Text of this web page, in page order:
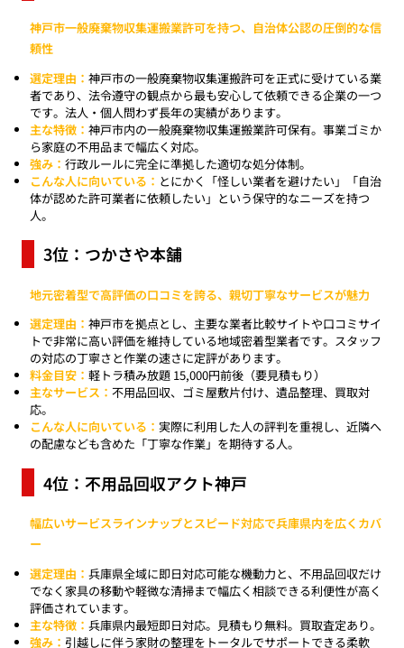
神戸市一般廃棄物収集運搬業許可を持つ、自治体公認の圧倒的な信
頼性
選定理由：神戸市の一般廃棄物収集運搬許可を正式に受けている業
者であり、法令遵守の観点から最も安心して依頼できる企業の一つ
です。法人・個人問わず長年の実績があります。
主な特徴：神戸市内の一般廃棄物収集運搬業許可保有。事業ゴミか
ら家庭の不用品まで幅広く対応。
強み：行政ルールに完全に準拠した適切な処分体制。
こんな人に向いている： とにかく「怪しい業者を避けたい」「自治
体が認めた許可業者に依頼したい」という保守的なニーズを持つ
人。
3位：つかさや本舗
地元密着型で高評価の口コミを誇る、親切丁寧なサービスが魅力
選定理由：神戸市を拠点とし、主要な業者比較サイトや口コミサイ
トで非常に高い評価を維持している地域密着型業者です。スタッフ
の対応の丁寧さと作業の速さに定評があります。
料金目安：軽トラ積み放題 15,000円前後（要見積もり）
主なサービス：不用品回収、ゴミ屋敷片付け、遺品整理、買取対
応。
こんな人に向いている：実際に利用した人の評判を重視し、近隣へ
の配慮なども含めた「丁寧な作業」を期待する人。
4位：不用品回収アクト神戸
幅広いサービスラインナップとスピード対応で兵庫県内を広くカバ
ー
選定理由：兵庫県全域に即日対応可能な機動力と、不用品回収だけ
でなく家具の移動や軽微な清掃まで幅広く相談できる利便性が高く
評価されています。
主な特徴：兵庫県内最短即日対応。見積もり無料。買取査定あり。
強み： 引越しに伴う家財の整理をトータルでサポートできる柔軟